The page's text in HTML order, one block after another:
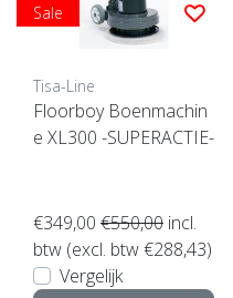
Sale
Tisa-Line
Floorboy Boenmachin
e XL300 -SUPERACTIE-
€349,00 €550,00 incl.
btw (excl. btw €288,43)
Vergelijk